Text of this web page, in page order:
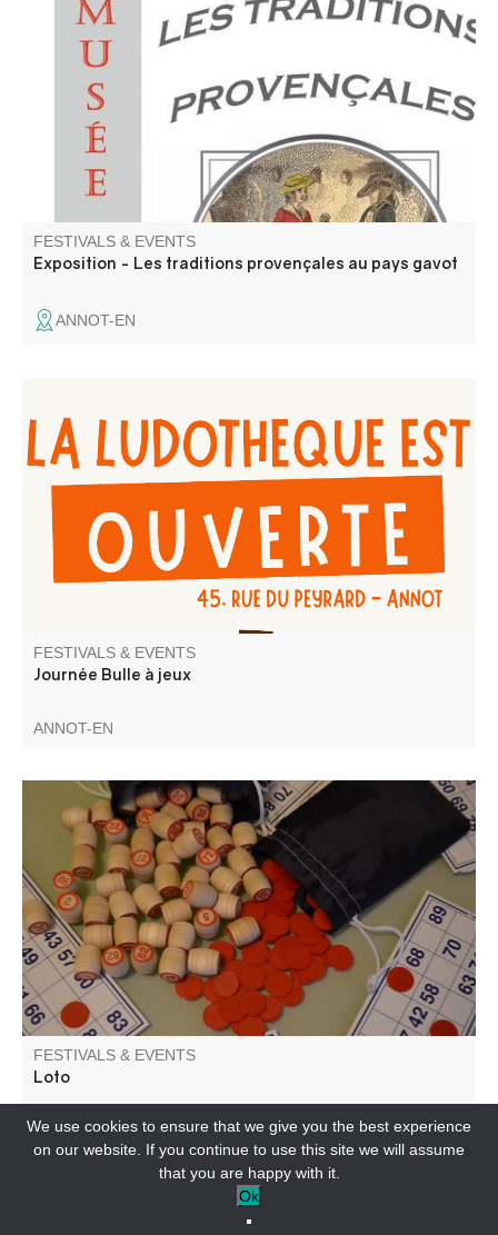
Annot is located in the Gavot region. We invite you to
discover the richness and particularities of this mountain
territory, through its language and traditions.
FESTIVALS & EVENTS
Exposition - Les traditions provençales au pays gavot
ANNOT-EN
Venez jouer et/ou emprunter des jeux, au local de la
Ludothèque Bulles à jeux
FESTIVALS & EVENTS
Journée Bulle à jeux
ANNOT-EN
Loto organisé par l'association le Cercle. Venez nombreux
tenter votre chance et passer un moment convivial.
FESTIVALS & EVENTS
Loto
BEAUVEZER-EN
We use cookies to ensure that we give you the best experience
on our website. If you continue to use this site we will assume
that you are happy with it.
Ok